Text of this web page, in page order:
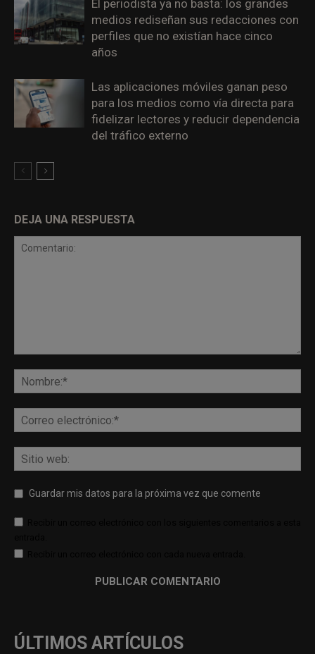
El periodista ya no basta: los grandes
medios rediseñan sus redacciones con
perfiles que no existían hace cinco
años
Las aplicaciones móviles ganan peso
para los medios como vía directa para
fidelizar lectores y reducir dependencia
del tráfico externo
DEJA UNA RESPUESTA
Guardar mis datos para la próxima vez que comente
ÚLTIMOS ARTÍCULOS